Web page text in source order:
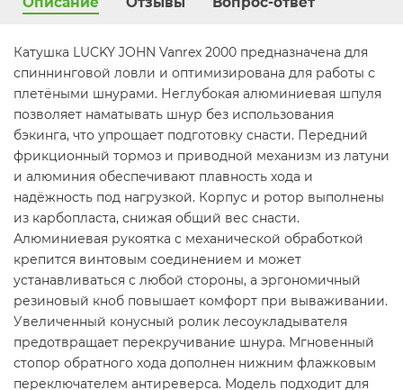
Катушка LUCKY JOHN Vanrex 2000 предназначена для
спиннинговой ловли и оптимизирована для работы с
плетёными шнурами. Неглубокая алюминиевая шпуля
позволяет наматывать шнур без использования
бэкинга, что упрощает подготовку снасти. Передний
фрикционный тормоз и приводной механизм из латуни
и алюминия обеспечивают плавность хода и
надёжность под нагрузкой. Корпус и ротор выполнены
из карбопласта, снижая общий вес снасти.
Алюминиевая рукоятка с механической обработкой
крепится винтовым соединением и может
устанавливаться с любой стороны, а эргономичный
резиновый кноб повышает комфорт при вываживании.
Увеличенный конусный ролик лесоукладывателя
предотвращает перекручивание шнура. Мгновенный
стопор обратного хода дополнен нижним флажковым
переключателем антиреверса. Модель подходит для